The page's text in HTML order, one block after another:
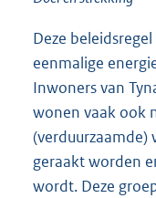
Deze
eenmalige
Inwoners van
wonen vaak ook
(verduurzaamde)
geraakt worden
wordt. Deze